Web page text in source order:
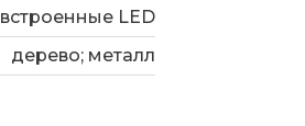
встроенные LED
дерево; металл